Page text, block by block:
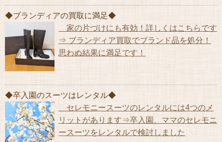
◆ブランディアの買取に満足◆
家の片づけにも有効！詳しくはこちらです
⇒ ブランディア買取でブランド品を処分！
思わぬ結果に満足です！
◆卒入園のスーツはレンタル◆
セレモニースーツのレンタルには4つのメ
リットがあります⇒卒入園、ママのセレモニ
ースーツをレンタルで検討しました